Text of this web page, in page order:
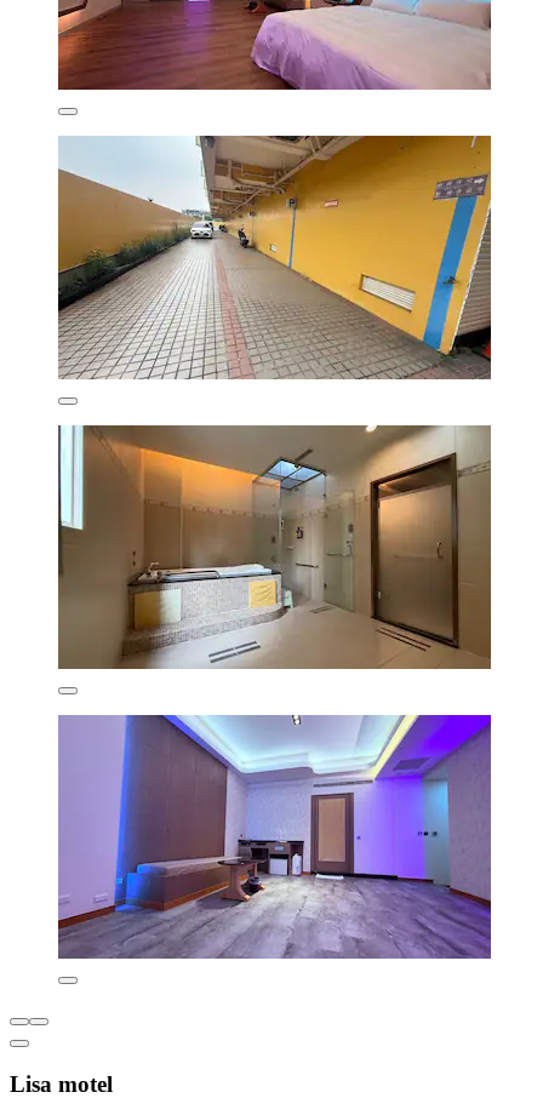
Lisa motel